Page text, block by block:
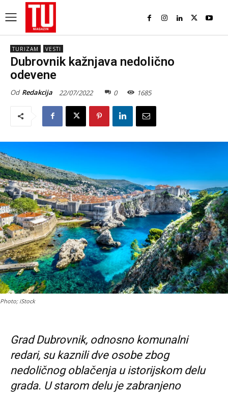
TURIZAM VESTI
Dubrovnik kažnjava nedolično
odevene
Od Redakcija 22/07/2022 0 1685
Photo; iStock
Grad Dubrovnik, odnosno komunalni
redari, su kaznili dve osobe zbog
nedoličnog oblačenja u istorijskom delu
grada. U starom delu je zabranjeno